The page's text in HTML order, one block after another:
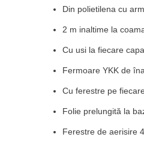
Din polietilena cu
2 m inaltime la
Cu usi la fiecare
Fermoare YKK de
Cu ferestre pe
Folie prelungită la
Ferestre de aerisire